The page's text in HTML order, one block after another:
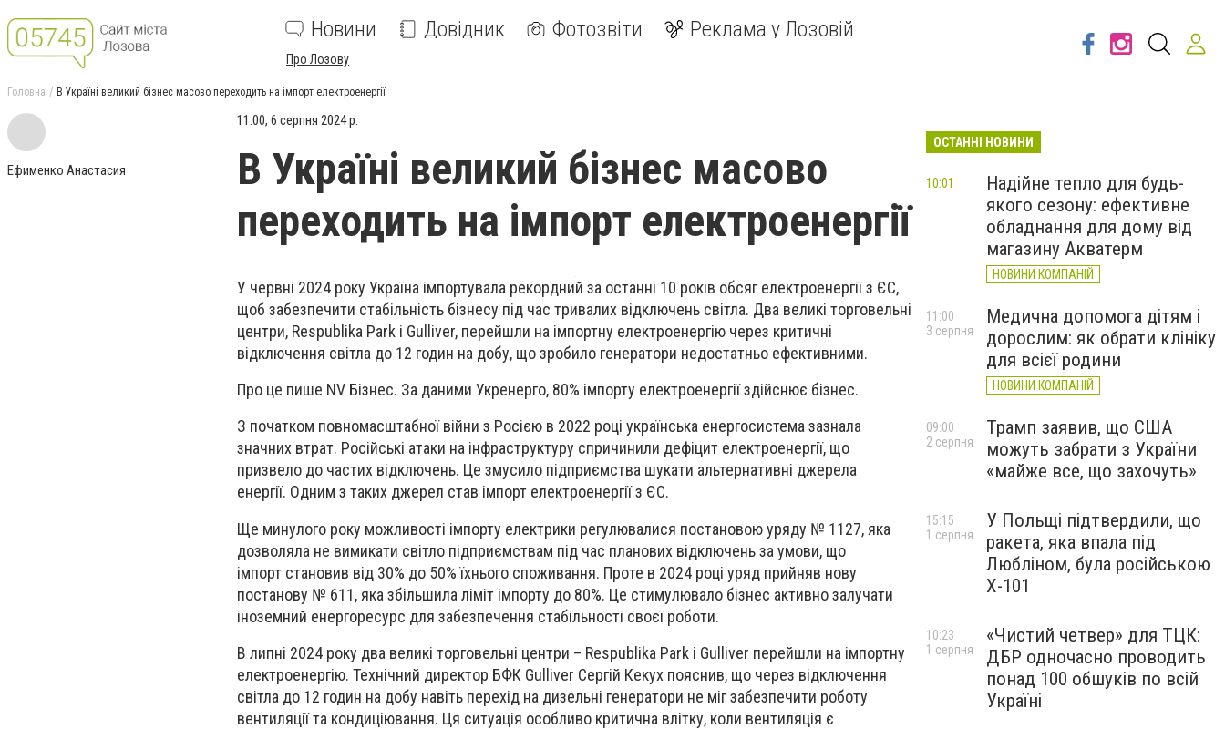
Новини Довідник Фотозвіти Реклама у Лозовій
Про Лозову
Головна В Україні великий бізнес масово переходить на імпорт електроенергії
Ефименко Анастасия
11:00, 6 серпня 2024 р.
В Україні великий бізнес масово
переходить на імпорт електроенергії
У червні 2024 року Україна імпортувала рекордний за останні 10 років обсягелектроенергії з ЄС,
щоб забезпечити стабільність бізнесу під час тривалих відключень світла. Два великі торговельні
центри, Respublika Park і Gulliver, перейшли на імпортну електроенергію через критичні
відключення світла до 12 годин на добу, що зробило генератори недостатньо ефективними.
Про це пише NV Бізнес. За даними Укренерго, 80% імпорту електроенергіїздійснює бізнес.
З початком повномасштабної війни з Росією в 2022 році українська енергосистемазазнала
значних втрат. Російські атаки на інфраструктуру спричинили дефіцит електроенергії, що
призвело до частих відключень. Це змусило підприємства шукати альтернативні джерела
енергії. Одним з таких джерел став імпорт електроенергії з ЄС.
Ще минулого року можливості імпорту електрики регулювалися постановою уряду № 1127, яка
дозволяла не вимикати світло підприємствам під час планових відключень за умови, що
імпорт становив від 30% до 50%їхнього споживання. Проте в 2024 році уряд прийняв нову
постанову № 611, яка збільшила ліміт імпорту до 80%. Це стимулювало бізнес активно залучати
іноземний енергоресурс для забезпечення стабільності своєї роботи.
В липні 2024 року два великі торговельні центри – Respublika Park і Gulliver перейшли на імпортну
електроенергію. Технічний директор БФК Gulliver Сергій Кекух пояснив, що через відключення
світла до 12 годин на добу навіть перехід на дизельні генератори не міг забезпечити роботу
вентиляції та кондиціювання. Ця ситуація особливо критична влітку, коли вентиляція є
ОСТАННІ НОВИНИ
Надійне тепло для будь-
якого сезону: ефективне
обладнання для дому від
магазину Акватерм
НОВИНИ КОМПАНІЙ
10:01
Медична допомога дітям і
дорослим: як обрати клініку
для всієї родини
НОВИНИ КОМПАНІЙ
11:00
3 серпня
Трамп заявив, що США
можуть забрати з України
«майже все, що захочуть»
09:00
2 серпня
У Польщі підтвердили, що
ракета, яка впала під
Любліном, була російською
Х-101
15:15
1 серпня
«Чистий четвер» для ТЦК:
ДБР одночасно проводить
понад 100 обшуків по всій
Україні
10:23
1 серпня